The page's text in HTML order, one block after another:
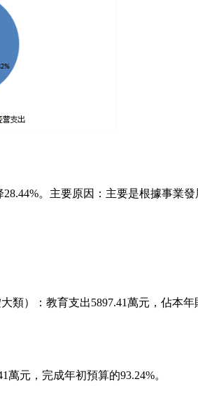
。主要原因：主要是根據事業發
）：教育支出5897.41萬元，佔本年
萬元，完成年初預算的93.24%。